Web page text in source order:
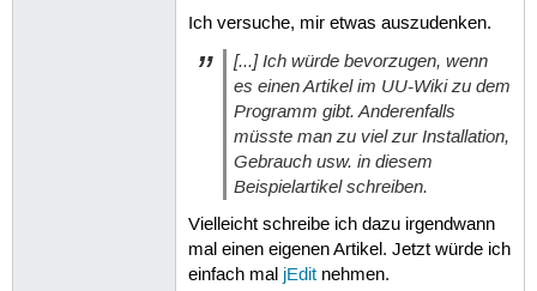
Ich versuche, mir etwas auszudenken.
[...] Ich würde bevorzugen, wenn
es einen Artikel im UU-Wiki zu dem
Programm gibt. Anderenfalls
müsste man zu viel zur Installation,
Gebrauch usw. in diesem
Beispielartikel schreiben.
Vielleicht schreibe ich dazu irgendwann
mal einen eigenen Artikel. Jetzt würde ich
einfach mal jEditnehmen.